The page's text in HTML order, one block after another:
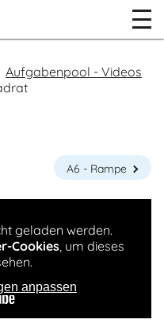
Aufgabenpool - Videos
A6 - Rampe
geladen werden.
Cookies, um dieses
anpassen